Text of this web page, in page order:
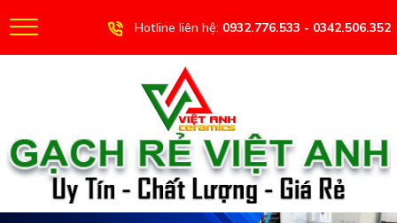
Hotline liên hệ: 0932.776.533 - 0342.506.352